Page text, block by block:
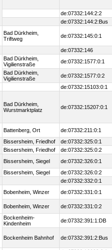
de:07332:144:2:2
de:07332:144:2:Bus
Bad Dürkheim,
Triftweg
de:07332:145:0:1
de:07332:146
Bad Dürkheim,
Vigilienstraße
de:07332:1577:0:1
Bad Dürkheim,
Vigilienstraße
de:07332:1577:0:2
de:07332:15103:0:1
Bad Dürkheim,
Wurstmarktplatz
de:07332:15207:0:1
Battenberg, Ort de:07332:211:0:1
Bissersheim, Friedhof
de:07332:325:0:1
Bissersheim, Friedhof
de:07332:325:0:2
Bissersheim, Siegel
de:07332:326:0:1
Bissersheim, Siegel
de:07332:326:0:2
de:07332:332:0:1
Bobenheim, Winzer de:07332:331:0:1
Bobenheim, Winzer de:07332:331:0:2
Bockenheim-
Kindenheim
de:07332:391:1:DB
Bockenheim Bahnhof de:07332:391:2:Bus